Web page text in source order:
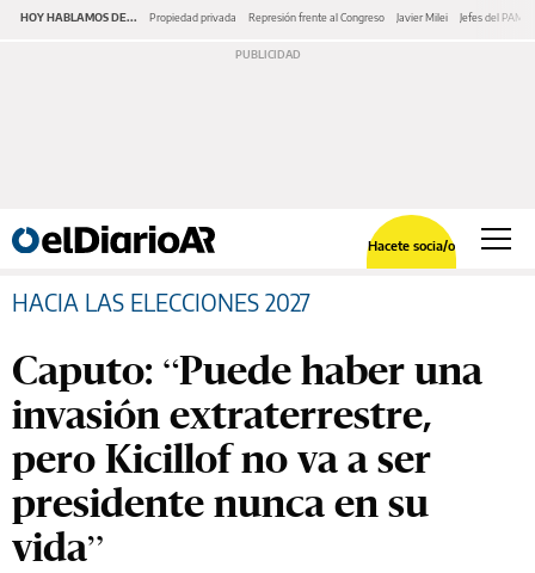
HOY HABLAMOS DE... Propiedad privada Represión frente al Congreso Javier Milei Jefes del PAMI
Hacete socia/o
HACIA LAS ELECCIONES 2027
Caputo: “Puede haber una
invasión extraterrestre,
pero Kicillof no va a ser
presidente nunca en su
vida”